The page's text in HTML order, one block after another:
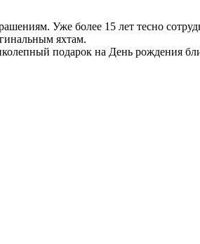
Уже более 15 лет тесно
яхтам.
подарок на День рождения